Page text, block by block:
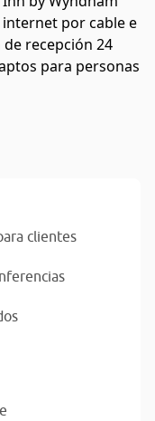
internet por cable e
recepción 24
para personas
clientes